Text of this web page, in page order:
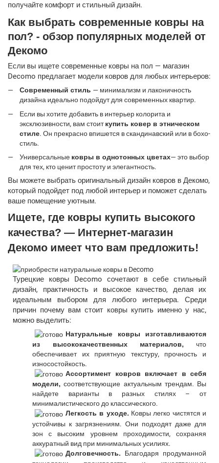
получайте комфорт и стильный дизайн.
Как выбрать современные ковры на
пол? - обзор популярных моделей от
Декомо
Если вы ищете современные ковры на пол — магазин
Decomo предлагает модели ковров для любых интерьеров:
Современный стиль — минимализм и лаконичность
дизайна идеально подойдут для современных квартир.
Если вы хотите добавить в интерьер колорита и
эксклюзивности, вам стоиткупить ковер в этническом
стиле. Он прекрасно впишется в скандинавский или в бохо-
стиль.
Универсальные ковры в однотонных цветах— это выбор
для тех, кто ценит простоту и элегантность.
Вы можете выбрать оригинальный дизайн ковров в Декомо,
который подойдет под любой интерьер и поможет сделать
ваше помещение уютным.
Ищете, где ковры купить высокого
качества? — Интернет-магазин
Декомо имеет что вам предложить!
Турецкие ковры Decomo сочетают в себе стильный
дизайн, практичность и высокое качество, делая их
идеальным выбором для любого интерьера. Среди
причин почему вам стоит ковры купить именно у нас,
можно выделить:
Натуральные ковры изготавливаются
из высококачественных материалов, что
обеспечивает их приятную текстуру, прочность и
износостойкость.
Ассортимент ковров включает в себя
модели, соответствующие актуальным трендам. Вы
найдете варианты в разных стилях – от
минималистического до классического.
Легкость в уходе. Ковры легко чистятся и
устойчивы к загрязнениям. Они подходят даже для
зон с высоким уровнем проходимости, сохраняя
аккуратный вид при минимальных усилиях.
Долговечность. Благодаря продуманной